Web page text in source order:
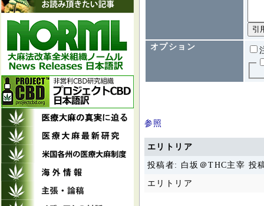
オプション
参照
エリトリア
投稿者: 白坂＠THC主宰 投
エリトリア